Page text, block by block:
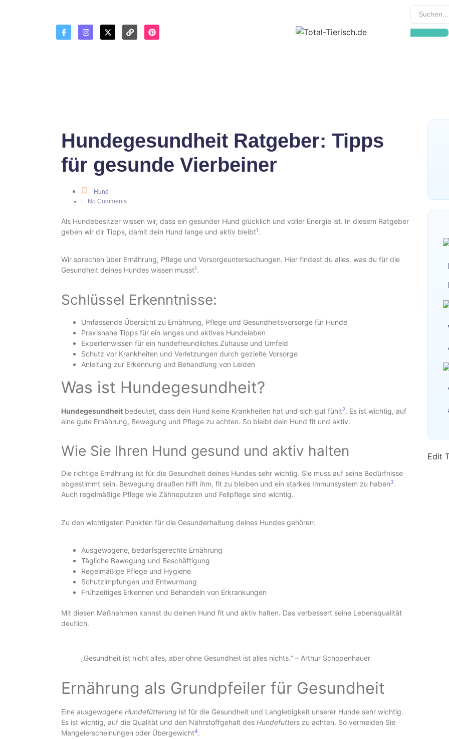
Hundegesundheit Ratgeber: Tipps
für gesunde Vierbeiner
Hund
No Comments
Als Hundebesitzer wissen wir, dass ein gesunder Hund glücklich und voller Energie ist. In diesem Ratgeber
geben wir dir Tipps, damit dein Hund lange und aktiv bleibt1.
Wir sprechen über Ernährung, Pflege und Vorsorgeuntersuchungen. Hier findest du alles, was du für die
Gesundheit deines Hundes wissen musst1.
Schlüssel Erkenntnisse:
Umfassende Übersicht zu Ernährung, Pflege und Gesundheitsvorsorge für Hunde
Praxisnahe Tipps für ein langes und aktives Hundeleben
Expertenwissen für ein hundefreundliches Zuhause und Umfeld
Schutz vor Krankheiten und Verletzungen durch gezielte Vorsorge
Anleitung zur Erkennung und Behandlung von Leiden
Was ist Hundegesundheit?
Hundegesundheit bedeutet, dass dein Hund keine Krankheiten hat und sich gut fühlt2. Es ist wichtig, auf
eine gute Ernährung, Bewegung und Pflege zu achten. So bleibt dein Hund fit und aktiv.
Wie Sie Ihren Hund gesund und aktiv halten
Die richtige Ernährung ist für die Gesundheit deines Hundes sehr wichtig. Sie muss auf seine Bedürfnisse
abgestimmt sein. Bewegung draußen hilft ihm, fit zu bleiben und ein starkes Immunsystem zu haben3.
Auch regelmäßige Pflege wie Zähneputzen und Fellpflege sind wichtig.
Zu den wichtigsten Punkten für die Gesunderhaltung deines Hundes gehören:
Ausgewogene, bedarfsgerechte Ernährung
Tägliche Bewegung und Beschäftigung
Regelmäßige Pflege und Hygiene
Schutzimpfungen und Entwurmung
Frühzeitiges Erkennen und Behandeln von Erkrankungen
Mit diesen Maßnahmen kannst du deinen Hund fit und aktiv halten. Das verbessert seine Lebensqualität
deutlich.
„Gesundheit ist nicht alles, aber ohne Gesundheit ist alles nichts.“ – Arthur Schopenhauer
Ernährung als Grundpfeiler für Gesundheit
Eine ausgewogene Hundefütterung ist für die Gesundheit und Langlebigkeit unserer Hunde sehr wichtig.
Es ist wichtig, auf die Qualität und den Nährstoffgehalt des Hundefutters zu achten. So vermeiden Sie
Mangelerscheinungen oder Übergewicht4.
Edit